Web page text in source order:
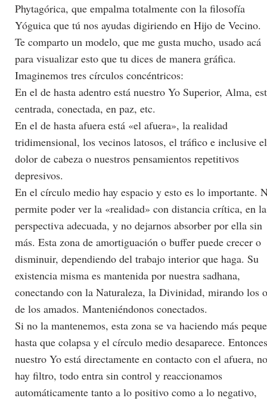
Phytagórica, que empalma totalmente con la filosofía
Yóguica que tú nos ayudas digiriendo en Hijo de Vecino.
Te comparto un modelo, que me gusta mucho, usado acá
para visualizar esto que tu dices de manera gráfica.
Imaginemos tres círculos concéntricos:
En el de hasta adentro está nuestro Yo Superior, Alma,
centrada, conectada, en paz, etc.
En el de hasta afuera está «el afuera», la realidad
tridimensional, los vecinos latosos, el tráfico e inclusive el
dolor de cabeza o nuestros pensamientos repetitivos
depresivos.
En el círculo medio hay espacio y esto es lo importante.
permite poder ver la «realidad» con distancia crítica, en la
perspectiva adecuada, y no dejarnos absorber por ella sin
más. Esta zona de amortiguación o buffer puede crecer o
disminuir, dependiendo del trabajo interior que haga. Su
existencia misma es mantenida por nuestra sadhana,
conectando con la Naturaleza, la Divinidad, mirando los
de los amados. Manteniéndonos conectados.
Si no la mantenemos, esta zona se va haciendo más
hasta que colapsa y el círculo medio desaparece. Entonces
nuestro Yo está directamente en contacto con el afuera, no
hay filtro, todo entra sin control y reaccionamos
automáticamente tanto a lo positivo como a lo negativo,